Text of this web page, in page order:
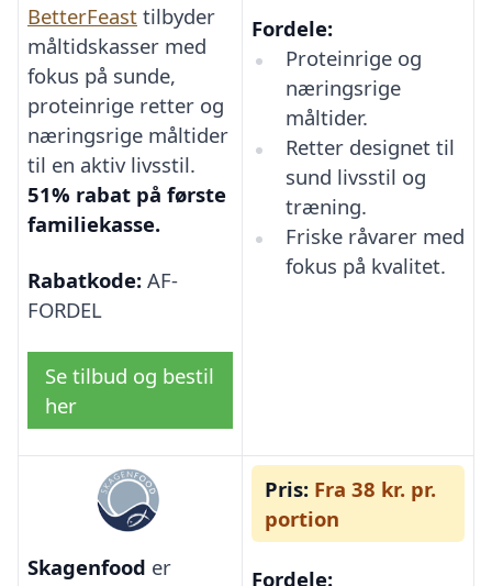
BetterFeast tilbyder
måltidskasser med
fokus på sunde,
proteinrige retter og
næringsrige måltider
til en aktiv livsstil.
51% rabat på første
familiekasse.
Rabatkode: AF-
FORDEL
Se tilbud og bestil
her
Fordele:
Proteinrige og
næringsrige
måltider.
Retter designet til
sund livsstil og
træning.
Friske råvarer med
fokus på kvalitet.
Skagenfood er
Pris: Fra 38 kr. pr.
portion
Fordele: